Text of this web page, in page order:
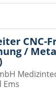
CNC-
/
Ems